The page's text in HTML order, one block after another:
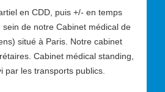
en CDD, puis +/- en temps
de notre Cabinet médical de
situé à Paris. Notre cabinet
Cabinet médical standing,
par les transports publics.